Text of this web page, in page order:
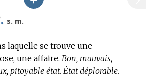
s. m.
laquelle se trouve une
une affaire. Bon, mauvais,
pitoyable état. État déplorable.